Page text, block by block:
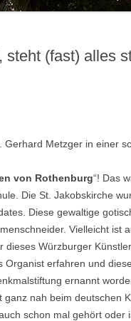
steht (fast) alles
Gerhard Metzger in einer
von Rothenburg“! Das
Die St. Jakobskirche
Diese gewaltige
Vielleicht ist
dieses Würzburger
Organist erfahren und
ernannt
ganz nah beim deutschen
schon mal gehört